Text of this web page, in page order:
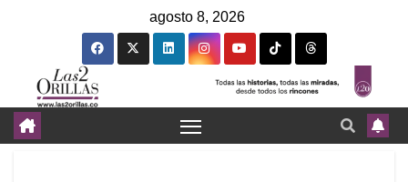
agosto 8, 2026